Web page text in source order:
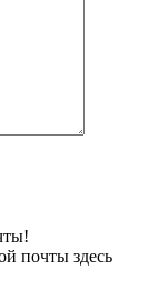
почты здесь